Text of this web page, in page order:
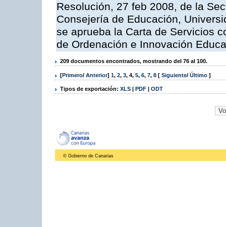
Resolución, 27 feb 2008, de la
Consejería de Educación,
se aprueba la Carta de Servicios
de Ordenación e Innovación
209 documentos encontrados, mostrando del 76 al 100.
[Primero/ Anterior] 1, 2, 3, 4, 5, 6, 7, 8 [ Siguiente/ Último ]
Tipos de exportación: XLS | PDF | ODT
© Gobierno de Canarias